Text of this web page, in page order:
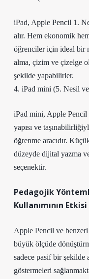
iPad, Apple Pencil 1.
alır. Hem ekonomik
öğrenciler için ideal bir
alma, çizim ve çizelge
şekilde yapabilirler.
4. iPad mini (5. Nesil ve
iPad mini, Apple
yapısı ve
öğrenme aracıdır.
düzeyde dijital yazma
seçenektir.
Pedagojik
Kullanımının Etkisi
Apple Pencil ve
büyük ölçüde
sadece pasif bir şekilde
göstermeleri